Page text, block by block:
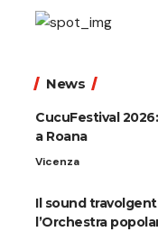
News
CucuFestival
a Roana
Vicenza
Il sound
l’Orchestra